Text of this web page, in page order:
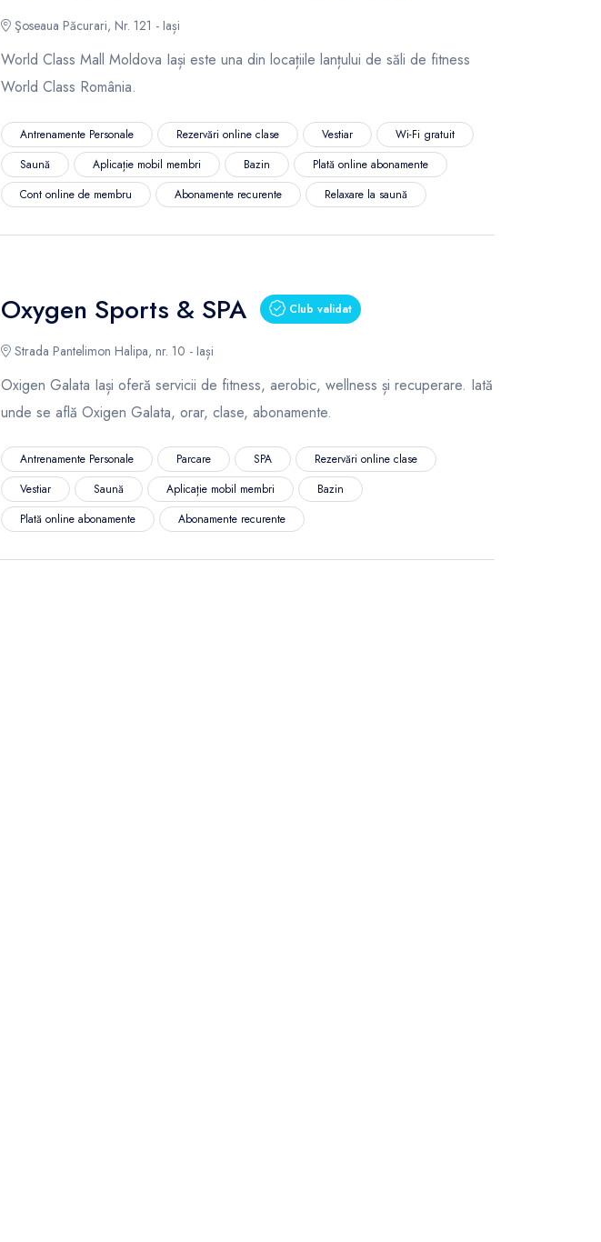
Şoseaua Păcurari, Nr. 121 - Iași
World Class Mall Moldova Iași este una din locațiile lanțului de săli de fitness
World Class România.
Antrenamente Personale Rezervări online clase Vestiar
Wi-Fi gratuit
Saună
Aplicație mobil membri Bazin
Plată online abonamente
Cont online de membru
Abonamente recurente Relaxare la saună
Oxygen Sports & SPA Club validat
Strada Pantelimon Halipa, nr. 10 - Iași
Oxigen Galata Iași oferă servicii de fitness, aerobic, wellness și recuperare. Iată
unde se află Oxigen Galata, orar, clase, abonamente.
Antrenamente Personale Parcare SPA
Rezervări online clase
Vestiar
Saună Aplicație mobil membri
Bazin
Plată online abonamente
Abonamente recurente